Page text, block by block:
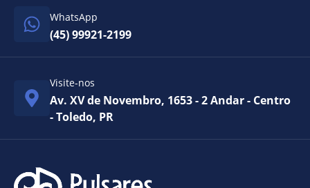
WhatsApp
(45) 99921-2199
Visite-nos
Av. XV de Novembro, 1653 - 2 Andar - Centro
- Toledo, PR